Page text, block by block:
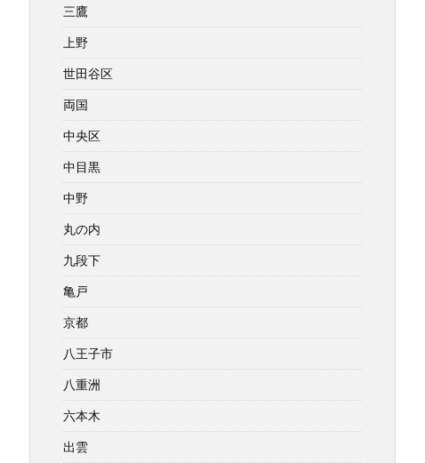
三鷹
上野
世田谷区
両国
中央区
中目黒
中野
丸の内
九段下
亀戸
京都
八王子市
八重洲
六本木
出雲